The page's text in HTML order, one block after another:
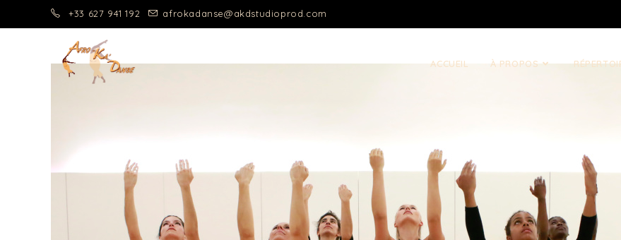
+33 627 941 192 afrokadanse@akdstudioprod.com
ACCUEIL À PROPOS